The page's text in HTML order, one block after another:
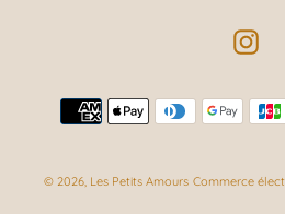
de
© 2026, Les Petits Amours Commerce